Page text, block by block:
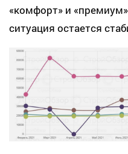
«комфорт» и
ситуация остается